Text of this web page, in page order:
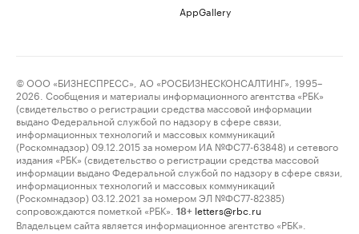
AppGallery
© ООО «БИЗНЕСПРЕСС», АО «РОСБИЗНЕСКОНСАЛТИНГ», 1995–
2026. Сообщения и материалы информационного агентства «РБК»
(свидетельство о регистрации средства массовой информации
выдано Федеральной службой по надзору в сфере связи,
информационных технологий и массовых коммуникаций
(Роскомнадзор) 09.12.2015 за номером ИА №ФС77-63848) и сетевого
издания «РБК» (свидетельство о регистрации средства массовой
информации выдано Федеральной службой по надзору в сфере связи,
информационных технологий и массовых коммуникаций
(Роскомнадзор) 03.12.2021 за номером ЭЛ №ФС77-82385)
сопровождаются пометкой «РБК».
18+ letters@rbc.ru
Владельцем сайта является информационное агентство «РБК».